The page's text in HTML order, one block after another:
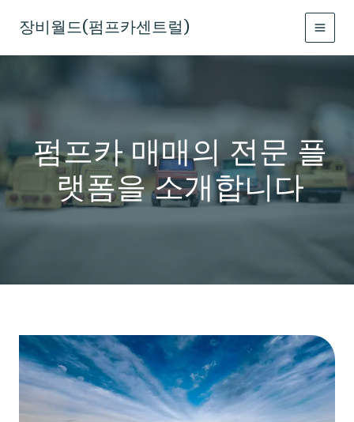
로
장비월드(펌프카센트럴)
MAIN
펌프카 매매의 전문 플
랫폼을 소개합니다